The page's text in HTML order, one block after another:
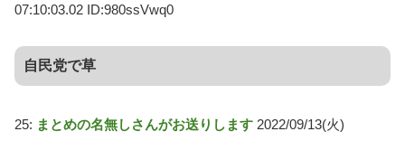
07:10:03.02 ID:980ssVwq0
自民党で草
25: まとめの名無しさんがお送りします 2022/09/13(火)